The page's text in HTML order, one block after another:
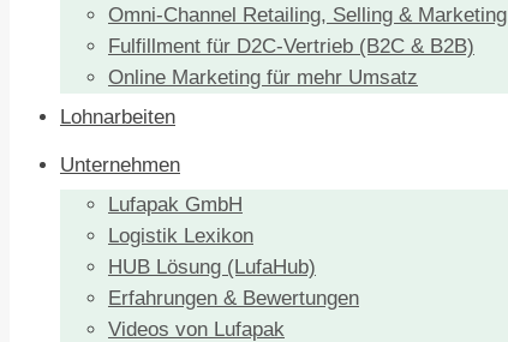
Omni-Channel Retailing, Selling & Marketing
Fulfillment für D2C-Vertrieb (B2C & B2B)
Online Marketing für mehr Umsatz
Lohnarbeiten
Unternehmen
Lufapak GmbH
Logistik Lexikon
HUB Lösung (LufaHub)
Erfahrungen & Bewertungen
Videos von Lufapak